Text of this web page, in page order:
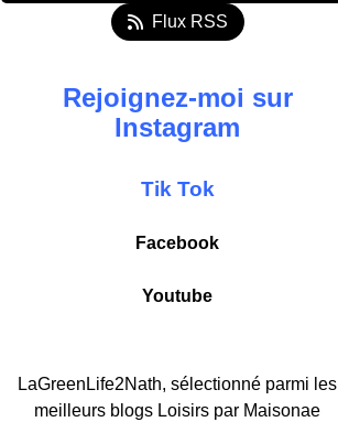
Flux RSS
Rejoignez-moi sur
Instagram
Tik Tok
Facebook
Youtube
LaGreenLife2Nath, sélectionné parmi les
meilleurs blogs Loisirs par Maisonae